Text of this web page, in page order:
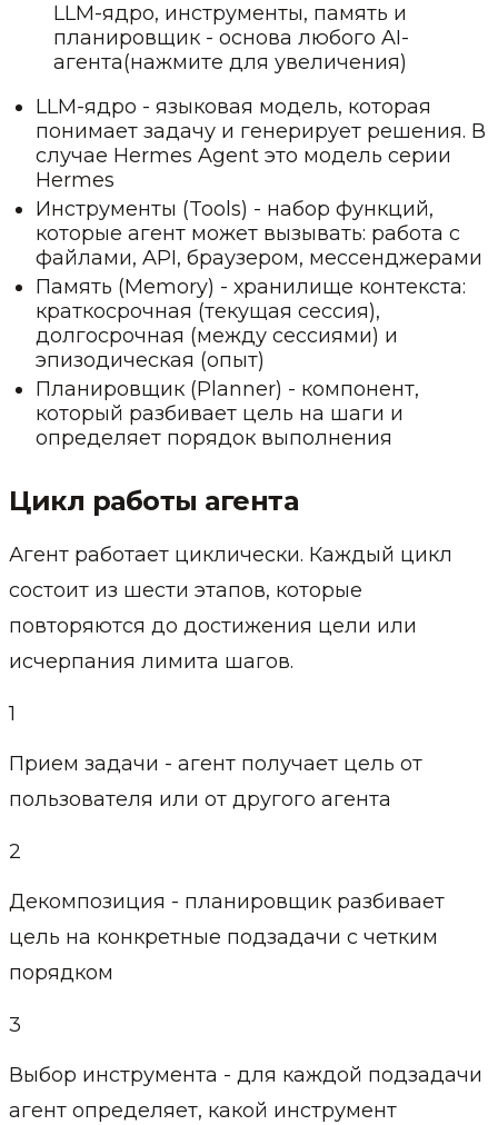
LLM-ядро, инструменты, память и
планировщик - основа любого AI-
агента(нажмите для увеличения)
LLM-ядро - языковая модель, которая
понимает задачу и генерирует решения. В
случае Hermes Agent это модель серии
Hermes
Инструменты (Tools) - набор функций,
которые агент может вызывать: работа с
файлами, API, браузером, мессенджерами
Память (Memory) - хранилище контекста:
краткосрочная (текущая сессия),
долгосрочная (между сессиями) и
эпизодическая (опыт)
Планировщик (Planner) - компонент,
который разбивает цель на шаги и
определяет порядок выполнения
Цикл работы агента
Агент работает циклически. Каждый цикл
состоит из шести этапов, которые
повторяются до достижения цели или
исчерпания лимита шагов.
1
Прием задачи - агент получает цель от
пользователя или от другого агента
2
Декомпозиция - планировщик разбивает
цель на конкретные подзадачи с четким
порядком
3
Выбор инструмента - для каждой подзадачи
агент определяет, какой инструмент